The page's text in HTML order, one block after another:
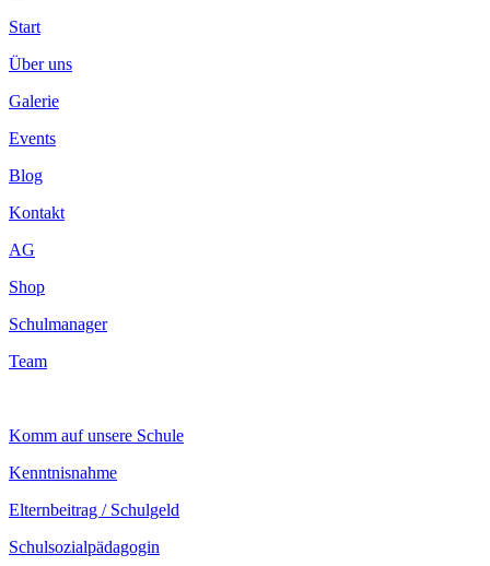
Start
Über uns
Galerie
Events
Blog
Kontakt
AG
Shop
Schulmanager
Team
Komm auf unsere Schule
Kenntnisnahme
Elternbeitrag / Schulgeld
Schulsozialpädagogin